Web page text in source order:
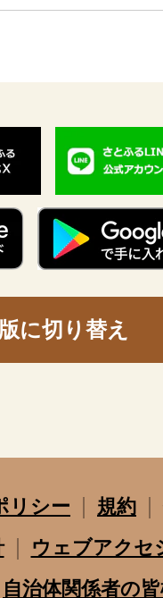
に切り替え
リシー
規約
ウェブアクセ
自治体関係者の